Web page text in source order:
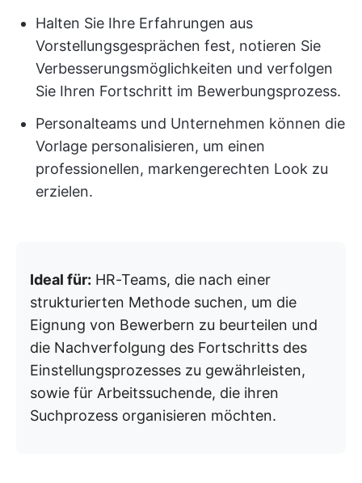
Halten Sie Ihre Erfahrungen aus
Vorstellungsgesprächen fest, notieren Sie
Verbesserungsmöglichkeiten und verfolgen
Sie Ihren Fortschritt im Bewerbungsprozess.
Personalteams und Unternehmen können die
Vorlage personalisieren, um einen
professionellen, markengerechten Look zu
erzielen.
Ideal für: HR-Teams, die nach einer
strukturierten Methode suchen, um die
Eignung von Bewerbern zu beurteilen und
die Nachverfolgung des Fortschritts des
Einstellungsprozesses zu gewährleisten,
sowie für Arbeitssuchende, die ihren
Suchprozess organisieren möchten.